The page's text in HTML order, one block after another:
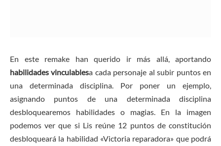
En este remake han querido ir más allá, aportando
habilidadesvinculablesa cada personaje al subir puntos en
una determinada disciplina. Por poner un ejemplo,
asignando puntos de una determinada disciplina
desbloquearemos habilidades o magias. En la imagen
podemos ver que si Lis reúne 12 puntos de constitución
desbloqueará la habilidad «Victoria reparadora» que podrá